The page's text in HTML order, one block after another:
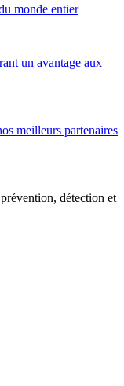
monde entier
un avantage aux
meilleurs partenaires
détection et